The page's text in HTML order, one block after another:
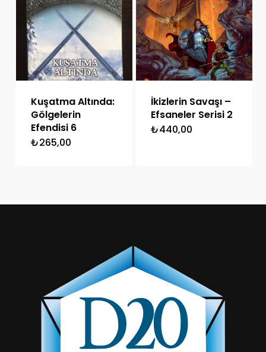
Kuşatma Altında:
Gölgelerin
Efendisi 6
₺265,00
İkizlerin Savaşı –
Efsaneler Serisi 2
₺440,00